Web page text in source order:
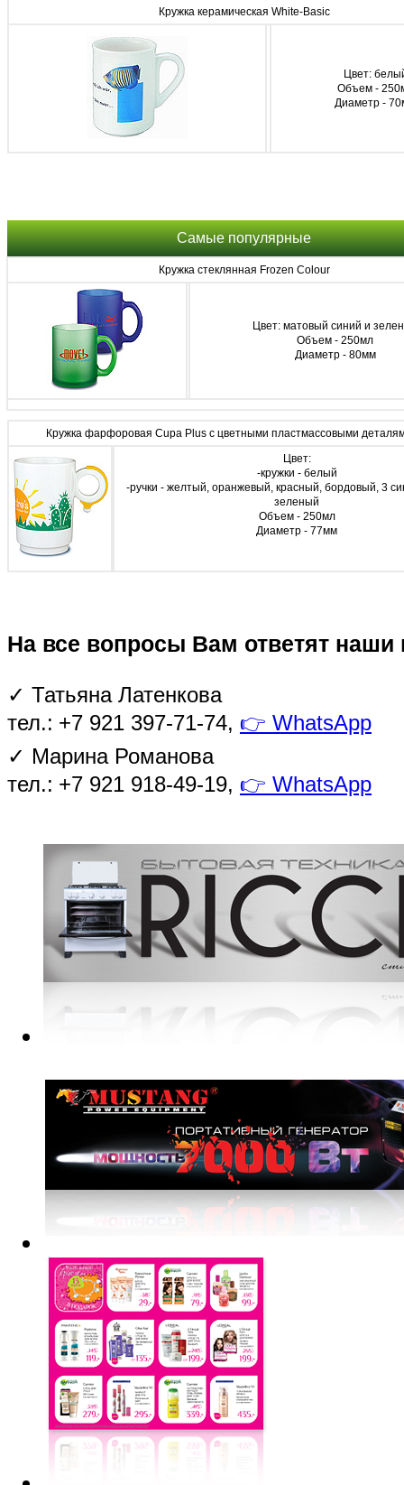
Кружка керамическая White-Basic
Цвет:
Объем -
Диаметр -
Самые популярные
Кружка стеклянная Frozen Colour
Цвет: матовый синий и
Объем - 250мл
Диаметр - 80мм
Кружка фарфоровая Cupa Plus с цветными пластмассовыми
Цвет:
-кружки - белый
-ручки - желтый, оранжевый, красный, бордовый, 3
зеленый
Объем - 250мл
Диаметр - 77мм
На все вопросы Вам ответят
✓ Татьяна Латенкова
тел.: +7 921 397-71-74, 👉 WhatsApp
✓ Марина Романова
тел.: +7 921 918-49-19, 👉 WhatsApp